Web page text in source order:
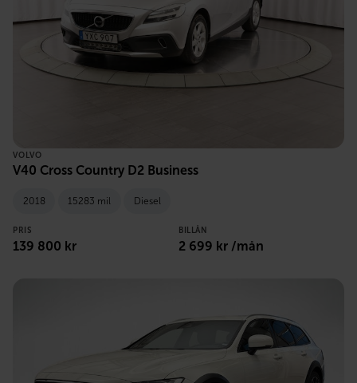
VOLVO
V40 Cross Country D2 Business
2018 15283 mil Diesel
PRIS
139 800 kr
BILLÅN
2 699 kr /mån